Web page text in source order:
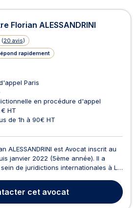
Florian ALESSANDRINI
(20 avis)
rapidement
Paris
en procédure d'appel
HT
de 1h à 90€ HT
ALESSANDRINI est Avocat inscrit au
janvier 2022 (5ème année). Il a
de juridictions internationales à La
de Justice. Sa formation
à privilégi...
cet avocat